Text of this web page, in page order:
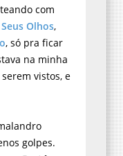
com
Olhos,
, só pra ficar
na minha
serem vistos, e
golpes.